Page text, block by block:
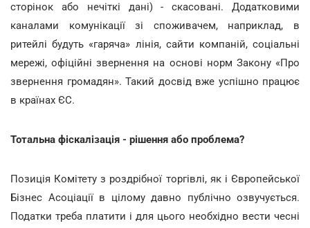
сторінок або нечіткі дані) - скасовані. Додатковими
каналами комунікації зі споживачем, наприклад, в
ритейлі будуть «гаряча» лінія, сайти компаній, соціальні
мережі, офіційні звернення на основі норм Закону «Про
звернення громадян». Такий досвід вже успішно працює
в країнах ЄС.
Тотальна фіскалізація - рішення або проблема?
Позиція Комітету з роздрібної торгівлі, як і Європейської
Бізнес Асоціації в цілому давно публічно озвучується.
Податки треба платити і для цього необхідно вести чесні